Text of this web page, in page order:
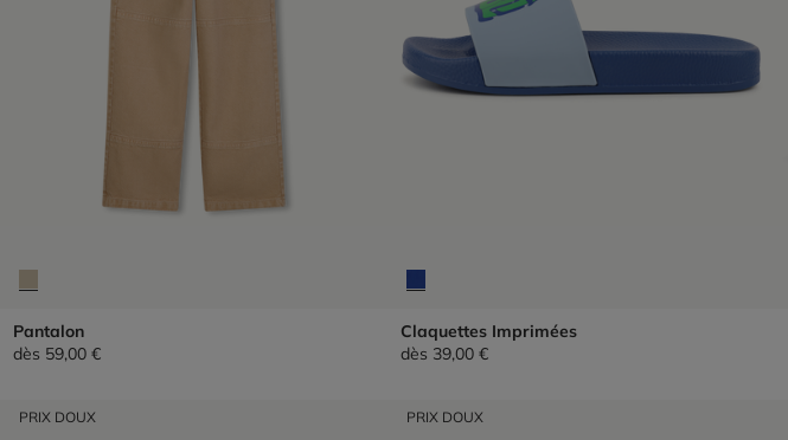
Pantalon
dès 59,00 €
Claquettes Imprimées
dès 39,00 €
PRIX DOUX PRIX DOUX